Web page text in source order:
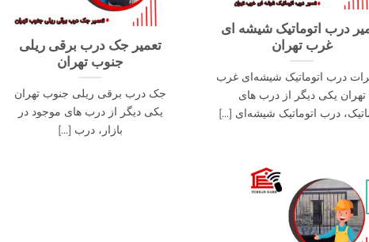
درب اتوماتیک شیشه ای
غرب تهران
درب اتوماتیک شیشه‌ای غرب
تهران یکی دیگر از درب های
درب اتوماتیک شیشه‌ای [...]
تعمیر جک درب برقی ریلی
جنوب تهران
جک درب برقی ریلی جنوب تهران
یکی دیگر از درب های موجود در
بازار، درب [...]